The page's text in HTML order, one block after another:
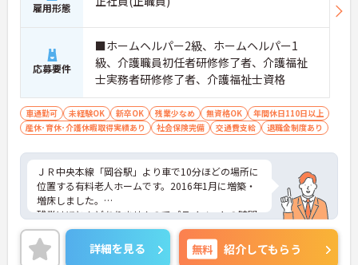
雇用形態
応募要件
■ホームヘルパー2級、ホームヘルパー1
級、介護職員初任者研修修了者、介護福祉
士実務者研修修了者、介護福祉士資格
車通勤可 未経験OK 新卒OK 残業少なめ 無資格OK
年間休日110日以上
産休･育休･介護休暇取得実績あり
社会保険完備 交通費支給 退職金制度あり
ＪＲ中央本線「岡谷駅」より車で10分ほどの場所に
位置する有料老人ホームです。2016年1月に増築・
増床しました。
残業はほとんどありませんのでプライベートの時間
を大切にしたい方にオススメです。ご興味のある方
には詳細をお話しますので、お気軽にお問い合わせ
ください。
詳細を見る 無料 紹介してもらう